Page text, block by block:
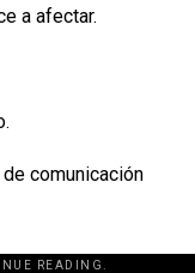
a afectar.
comunicación
READING.